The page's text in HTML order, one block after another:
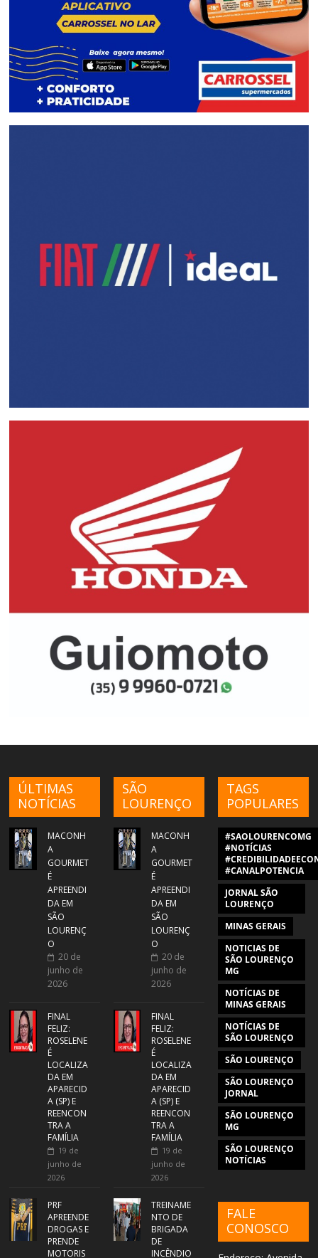
ÚLTIMAS
NOTÍCIAS
MACONH
A
GOURMET
É
APREENDI
DA EM
SÃO
LOURENÇ
O
20 de
junho de
2026
FINAL
FELIZ:
ROSELENE
É
LOCALIZA
DA EM
APARECID
A (SP) E
REENCON
TRA A
FAMÍLIA
19 de
junho de
2026
PRF
APREENDE
DROGAS E
PRENDE
MOTORIS
SÃO
LOURENÇO
MACONH
A
GOURMET
É
APREENDI
DA EM
SÃO
LOURENÇ
O
20 de
junho de
2026
FINAL
FELIZ:
ROSELENE
É
LOCALIZA
DA EM
APARECID
A (SP) E
REENCON
TRA A
FAMÍLIA
19 de
junho de
2026
TREINAME
NTO DE
BRIGADA
DE
INCÊNDIO
TAGS
POPULARES
#SAOLOURENCOMG
#NOTÍCIAS
#CANALPOTENCIA
JORNAL SÃO
LOURENÇO
MINAS GERAIS
NOTICIAS DE
SÃO LOURENÇO
MG
NOTÍCIAS DE
MINAS GERAIS
NOTÍCIAS DE
SÃO LOURENÇO
SÃO LOURENÇO
SÃO LOURENÇO
JORNAL
SÃO LOURENÇO
MG
SÃO LOURENÇO
NOTÍCIAS
FALE
CONOSCO